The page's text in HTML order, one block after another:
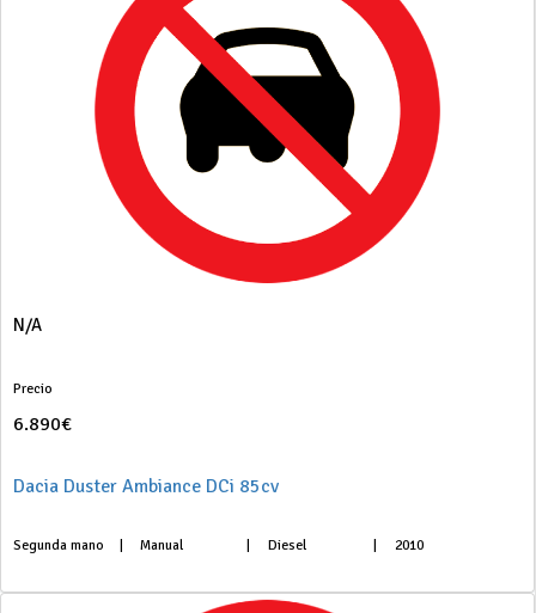
N/A
Precio
6.890€
Dacia Duster Ambiance DCi 85cv
Segunda mano Manual Diesel 2010